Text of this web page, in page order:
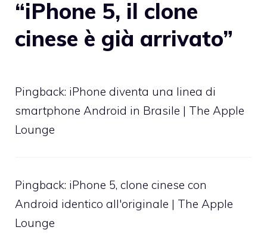
“iPhone 5, il clone
cinese è già arrivato”
Pingback: iPhone diventa una linea di
smartphone Android in Brasile | The Apple
Lounge
Pingback: iPhone 5, clone cinese con
Android identico all'originale | The Apple
Lounge